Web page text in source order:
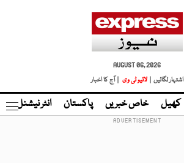
AUGUST 06, 2026
اشتہار لگائیں |
لائیو ٹی وی | آج کا اخبار
کھیل خاص خبریں پاکستان انٹر نیشنل